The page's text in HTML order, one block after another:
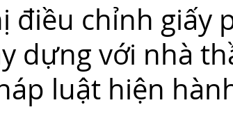
điều chỉnh giấy
dựng với nhà
luật hiện